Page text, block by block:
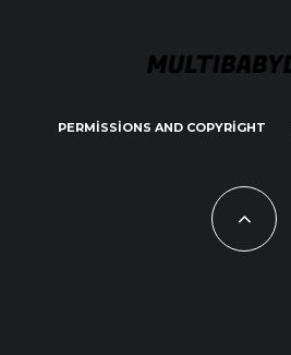
PERMISSIONS AND COPYRIGHT